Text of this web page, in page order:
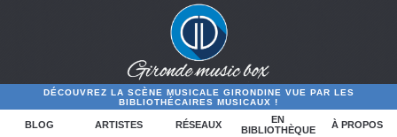
DÉCOUVREZ LA SCÈNE MUSICALE GIRONDINE VUE PAR LES
BIBLIOTHÉCAIRES MUSICAUX !
BLOG ARTISTES RÉSEAUX
EN
BIBLIOTHÈQUE
À PROPOS